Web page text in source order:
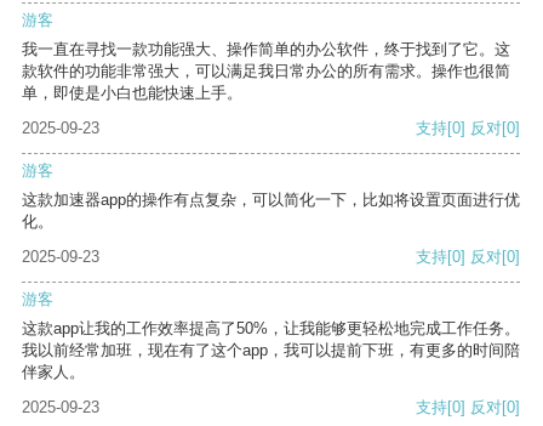
游客
我一直在寻找一款功能强大、操作简单的办公软件，终于找到了它。这
款软件的功能非常强大，可以满足我日常办公的所有需求。操作也很简
单，即使是小白也能快速上手。
2025-09-23
支持[0] 反对[0]
游客
这款加速器app的操作有点复杂，可以简化一下，比如将设置页面进行优
化。
2025-09-23
支持[0] 反对[0]
游客
这款app让我的工作效率提高了50%，让我能够更轻松地完成工作任务。
我以前经常加班，现在有了这个app，我可以提前下班，有更多的时间陪
伴家人。
2025-09-23
支持[0] 反对[0]